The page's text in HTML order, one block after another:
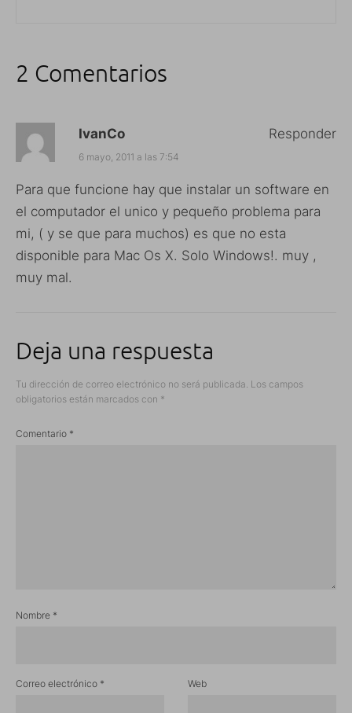
2 Comentarios
IvanCo
6 mayo, 2011 a las 7:54
Para que funcione hay que instalar un software en
el computador el unico y pequeño problema para
mi, ( y se que para muchos) es que no esta
disponible para Mac Os X. Solo Windows!. muy ,
muy mal.
Responder
Deja una respuesta
Tu dirección de correo electrónico no será publicada. Los campos
obligatorios están marcados con *
Comentario *
Nombre *
Correo electrónico * Web